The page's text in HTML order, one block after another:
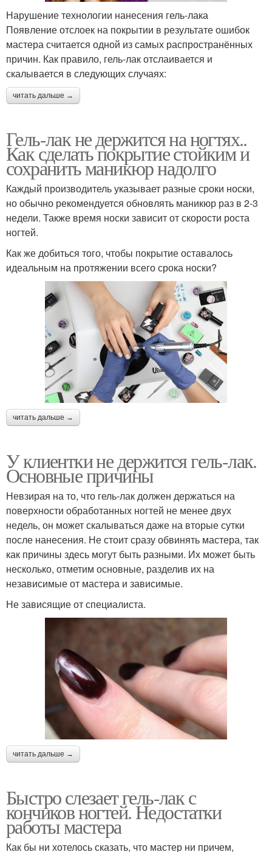
Нарушение технологии нанесения гель-лака
Появление отслоек на покрытии в результате ошибок
мастера считается одной из самых распространённых
причин. Как правило, гель-лак отслаивается и
скалывается в следующих случаях:
читать дальше →
Гель-лак не держится на ногтях..
Как сделать покрытие стойким и
сохранить маникюр надолго
Каждый производитель указывает разные сроки носки,
но обычно рекомендуется обновлять маникюр раз в 2-3
недели. Также время носки зависит от скорости роста
ногтей.
Как же добиться того, чтобы покрытие оставалось
идеальным на протяжении всего срока носки?
читать дальше →
У клиентки не держится гель-лак.
Основные причины
Невзирая на то, что гель-лак должен держаться на
поверхности обработанных ногтей не менее двух
недель, он может скалываться даже на вторые сутки
после нанесения. Не стоит сразу обвинять мастера, так
как причины здесь могут быть разными. Их может быть
несколько, отметим основные, разделив их на
независимые от мастера и зависимые.
Не зависящие от специалиста.
читать дальше →
Быстро слезает гель-лак с
кончиков ногтей. Недостатки
работы мастера
Как бы ни хотелось сказать, что мастер ни причем,